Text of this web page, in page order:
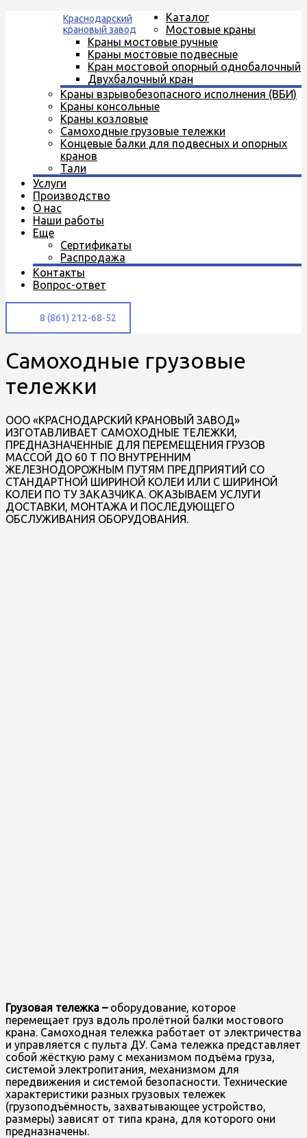
Краснодарский
крановый завод
Каталог
Мостовые краны
Краны мостовые ручные
Краны мостовые подвесные
Кран мостовой опорный однобалочный
Двухбалочный кран
Краны взрывобезопасного исполнения (ВБИ)
Краны консольные
Краны козловые
Самоходные грузовые тележки
Концевые балки для подвесных и опорных
кранов
Тали
Услуги
Производство
О нас
Наши работы
Еще
Сертификаты
Распродажа
Контакты
Вопрос-ответ
8 (861) 212-68-52
Самоходные грузовые
тележки
ООО «КРАСНОДАРСКИЙ КРАНОВЫЙ ЗАВОД»
ИЗГОТАВЛИВАЕТ САМОХОДНЫЕ ТЕЛЕЖКИ,
ПРЕДНАЗНАЧЕННЫЕ ДЛЯ ПЕРЕМЕЩЕНИЯ ГРУЗОВ
МАССОЙ ДО 60 Т ПО ВНУТРЕННИМ
ЖЕЛЕЗНОДОРОЖНЫМ ПУТЯМ ПРЕДПРИЯТИЙ СО
СТАНДАРТНОЙ ШИРИНОЙ КОЛЕИ ИЛИ С ШИРИНОЙ
КОЛЕИ ПО ТУ ЗАКАЗЧИКА. ОКАЗЫВАЕМ УСЛУГИ
ДОСТАВКИ, МОНТАЖА И ПОСЛЕДУЮЩЕГО
ОБСЛУЖИВАНИЯ ОБОРУДОВАНИЯ.
Грузовая тележка – оборудование, которое
перемещает груз вдоль пролётной балки мостового
крана. Самоходная тележка работает от электричества
и управляется с пульта ДУ. Сама тележка представляет
собой жёсткую раму с механизмом подъёма груза,
системой электропитания, механизмом для
передвижения и системой безопасности. Технические
характеристики разных грузовых тележек
(грузоподъёмность, захватывающее устройство,
размеры) зависят от типа крана, для которого они
предназначены.